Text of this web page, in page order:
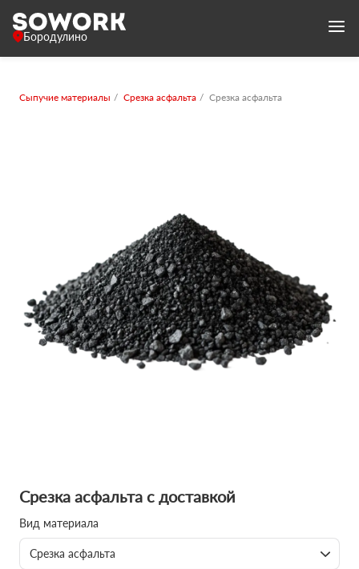
Бородулино
Сыпучие материалы Срезка асфальта Срезка асфальта
Срезка асфальта с доставкой
Вид материала
Срезка асфальта